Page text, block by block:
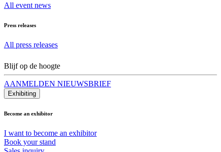
All event news
Press releases
All press releases
Blijf op de hoogte
AANMELDEN NIEUWSBRIEF
Exhibiting
Become an exhibitor
I want to become an exhibitor
Book your stand